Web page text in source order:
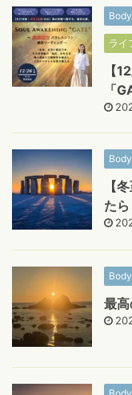
Body
ライ
【
「
Body
【
たら
Body
最高